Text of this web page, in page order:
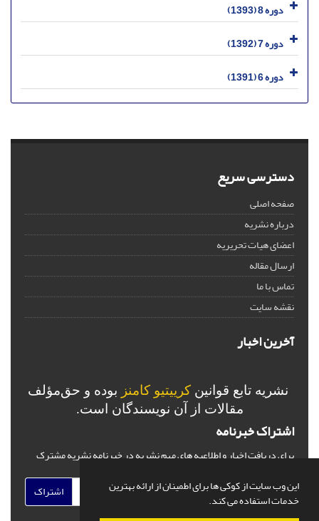
این وب سایت از کوکی ها برای اطمینان از ارائه بهترین
خدمات استفاده می کند.
دوره 8 (1393)
دوره 7 (1392)
دوره 6 (1391)
دسترسی سریع
صفحه اصلی
درباره نشریه
اعضای هیات تحریریه
ارسال مقاله
تماس با ما
نقشه سایت
آخرین اخبار
نشریه تابع قوانین کرییتیو کامنز بوده و حق‌مؤلف
مقالات از آن نویسندگان است.
اشتراک خبرنامه
برای دریافت اخبار و اطلاعیه های مهم نشریه در خبرنامه نشریه مشترک
اشتراک